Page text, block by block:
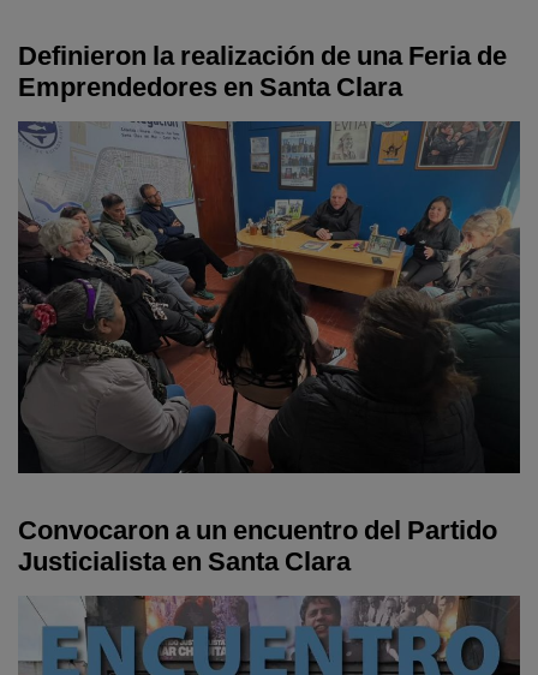
Definieron la realización de una Feria de
Emprendedores en Santa Clara
Convocaron a un encuentro del Partido
Justicialista en Santa Clara